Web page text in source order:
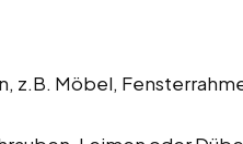
z.B. Möbel,